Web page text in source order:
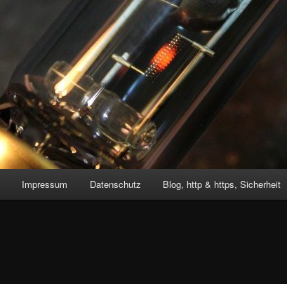
Impressum Datenschutz Blog, http & https, Sicherheit